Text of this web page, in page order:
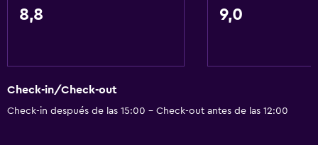
8,8 9,0
Check-in/Check-out
Check-in después de las 15:00 - Check-out antes de las 12:00